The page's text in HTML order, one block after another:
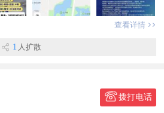
查看详情
1 人扩散
拨打电话